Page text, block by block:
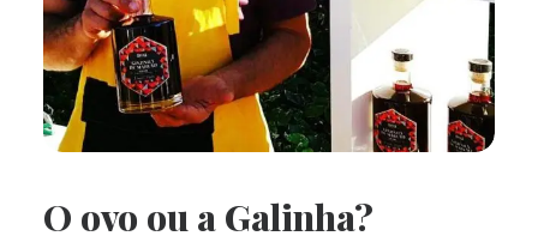
O ovo ou a Galinha?